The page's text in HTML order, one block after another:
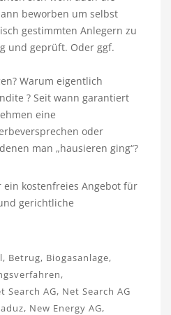
beworben um selbst
gestimmten Anlegern zu
und geprüft. Oder ggf.
Warum eigentlich
? Seit wann garantiert
eine
oder
man „hausieren ging“?
kostenfreies Angebot für
gerichtliche
, Betrug, Biogasanlage,
,
Search AG, Net Search AG
, New Energy AG,